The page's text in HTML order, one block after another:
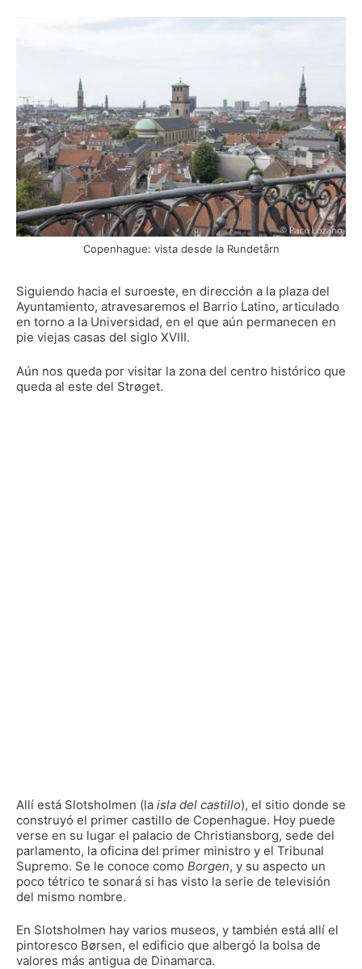
Copenhague: vista desde la Rundetårn
Siguiendo hacia el suroeste, en dirección a la plaza del
Ayuntamiento, atravesaremos el Barrio Latino, articulado
en torno a la Universidad, en el que aún permanecen en
pie viejas casas del siglo XVIII.
Aún nos queda por visitar la zona del centro histórico que
queda al este del Strøget.
Allí está Slotsholmen (la isla del castillo), el sitio donde se
construyó el primer castillo de Copenhague. Hoy puede
verse en su lugar el palacio de Christiansborg, sede del
parlamento, la oficina del primer ministro y el Tribunal
Supremo. Se le conoce como Borgen, y su aspecto un
poco tétrico te sonará si has visto la serie de televisión
del mismo nombre.
En Slotsholmen hay varios museos, y también está allí el
pintoresco Børsen, el edificio que albergó la bolsa de
valores más antigua de Dinamarca.